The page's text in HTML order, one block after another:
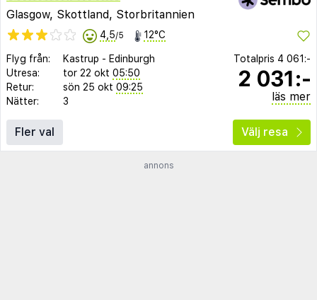
Glasgow, Skottland, Storbritannien
4,5/5 12°C
Flyg från: Kastrup - Edinburgh
Utresa:
tor 22 okt 05:50
Retur:
sön 25 okt 09:25
Nätter:
3
Totalpris 4 061:-
2 031:-
läs mer
Fler val Välj resa
annons